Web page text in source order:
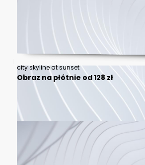
city skyline at sunset
Obraz na płótnie od 128 zł